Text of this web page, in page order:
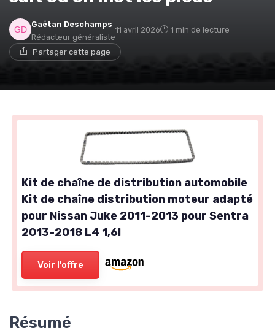
Gaëtan Deschamps
Rédacteur généraliste
11 avril 2026 1 min de lecture
Partager cette page
Kit de chaîne de distribution automobile
Kit de chaîne distribution moteur adapté
pour Nissan Juke 2011-2013 pour Sentra
2013-2018 L4 1,6l
Voir l'offre
Résumé